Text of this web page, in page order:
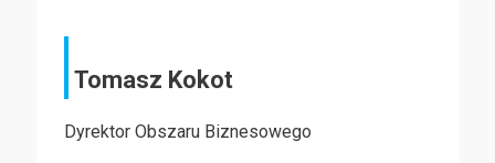
Tomasz Kokot
Dyrektor Obszaru Biznesowego